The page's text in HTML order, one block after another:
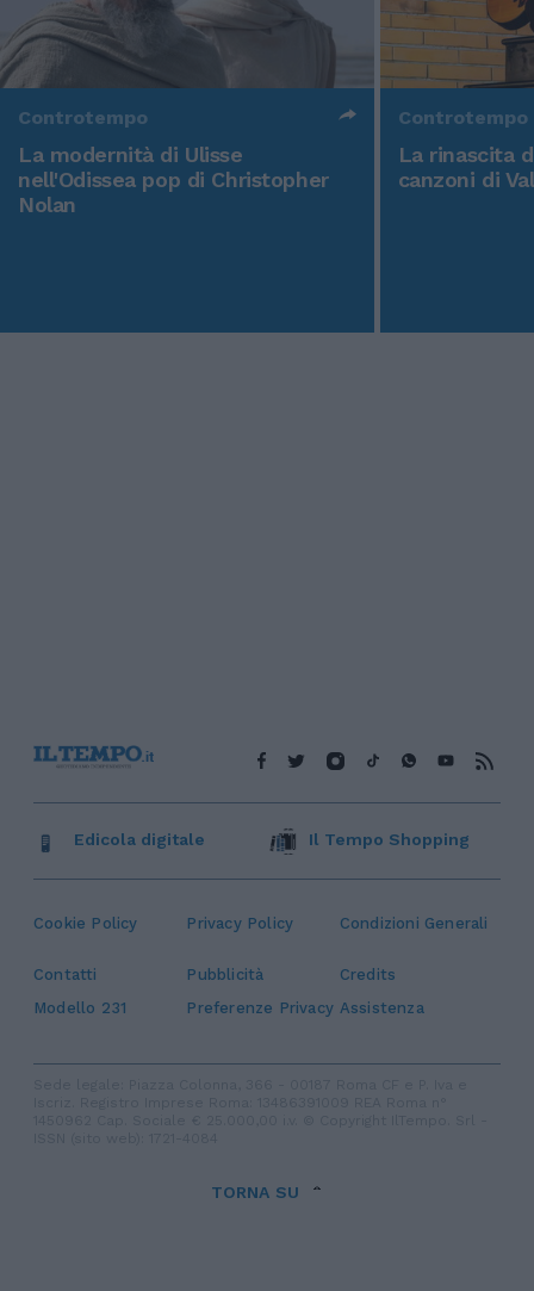
Controtempo
La modernità di Ulisse
nell'Odissea pop di Christopher
Nolan
Controtempo
La rinascita
canzoni di
Cookie Policy Privacy Policy Condizioni Generali
Contatti Pubblicità
Credits
Modello 231
Preferenze Privacy Assistenza
Edicola digitale Il Tempo Shopping
TORNA SU